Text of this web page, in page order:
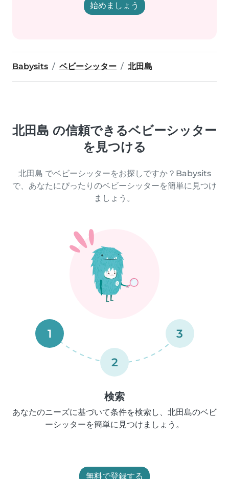
始めましょう
Babysits ベビーシッター 北田島
北田島 の信頼できるベビーシッター
を見つける
北田島 でベビーシッターをお探しですか？Babysits
で、あなたにぴったりのベビーシッターを簡単に見つけ
ましょう。
1
2
3
検索
あなたのニーズに基づいて条件を検索し、北田島のベビ
ーシッターを簡単に見つけましょう。
無料で登録する